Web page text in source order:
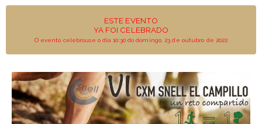
ESTE EVENTO
YA FOI CELEBRADO
O evento celebrouse o día 10:30 do domingo, 23 de outubro de 2022